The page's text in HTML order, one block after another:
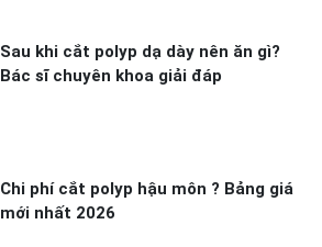
Sau khi cắt polyp dạ dày nên ăn gì?
Bác sĩ chuyên khoa giải đáp
Chi phí cắt polyp hậu môn ? Bảng giá
mới nhất 2026